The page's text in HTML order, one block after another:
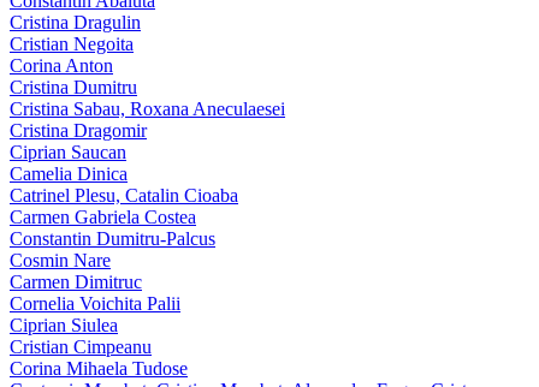
Cristina Dragulin
Cristian Negoita
Corina Anton
Cristina Dumitru
Cristina Sabau, Roxana Aneculaesei
Cristina Dragomir
Ciprian Saucan
Camelia Dinica
Catrinel Plesu, Catalin Cioaba
Carmen Gabriela Costea
Constantin Dumitru-Palcus
Cosmin Nare
Carmen Dimitruc
Cornelia Voichita Palii
Ciprian Siulea
Cristian Cimpeanu
Corina Mihaela Tudose